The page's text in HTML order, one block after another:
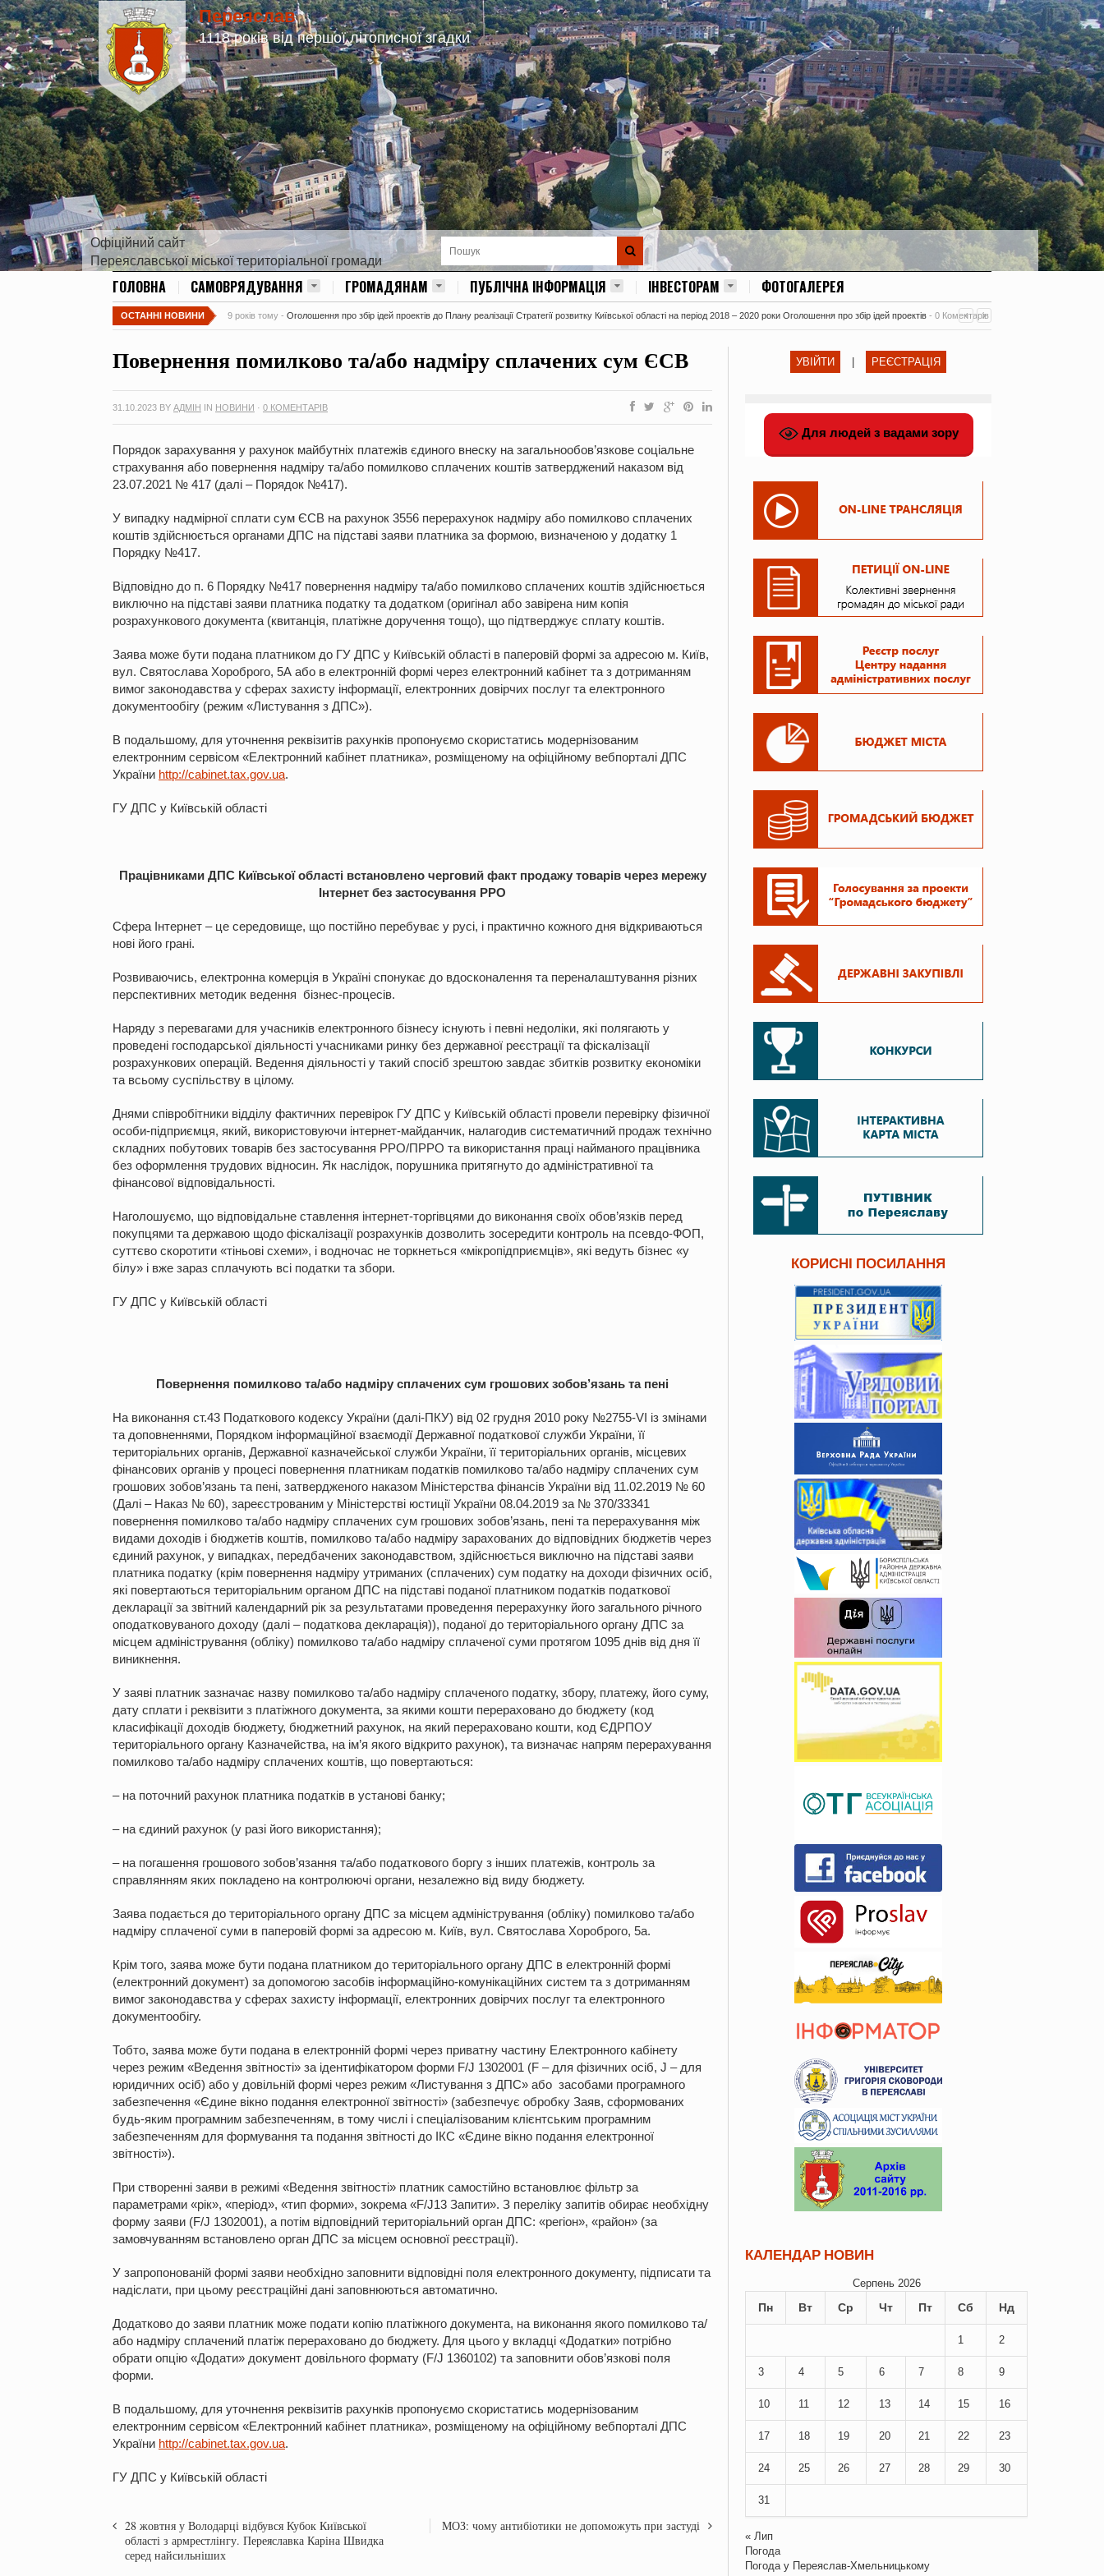
Переяслав
1118 років від першої літописної згадки
Офіційний сайт
Переяславської міської територіальної громади
ГОЛОВНА САМОВРЯДУВАННЯ ГРОМАДЯНАМ ПУБЛІЧНА ІНФОРМАЦІЯ ІНВЕСТОРАМ ФОТОГАЛЕРЕЯ
ОСТАННІ НОВИНИ 9 років тому - Оголошення про збір ідей проектів до Плану реалізації Стратегії розвитку Київської області на період 2018 – 2020 роки Оголошення про збір ідей проектів - 0 Коментарів
Повернення помилково та/або надміру сплачених сум ЄСВ
31.10.2023 BY АДМІН IN НОВИНИ · 0 КОМЕНТАРІВ
Порядок зарахування у рахунок майбутніх платежів єдиного внеску на загальнообов’язкове соціальне
страхування або повернення надміру та/або помилково сплачених коштів затверджений наказом від
23.07.2021 № 417 (далі – Порядок №417).
У випадку надмірної сплати сум ЄСВ на рахунок 3556 перерахунок надміру або помилково сплачених
коштів здійснюється органами ДПС на підставі заяви платника за формою, визначеною у додатку 1
Порядку №417.
Відповідно до п. 6 Порядку №417 повернення надміру та/або помилково сплачених коштів здійснюється
виключно на підставі заяви платника податку та додатком (оригінал або завірена ним копія
розрахункового документа (квитанція, платіжне доручення тощо), що підтверджує сплату коштів.
Заява може бути подана платником до ГУ ДПС у Київській області в паперовій формі за адресою м. Київ,
вул. Святослава Хороброго, 5А або в електронній формі через електронний кабінет та з дотриманням
вимог законодавства у сферах захисту інформації, електронних довірчих послуг та електронного
документообігу (режим «Листування з ДПС»).
В подальшому, для уточнення реквізитів рахунків пропонуємо скористатись модернізованим
електронним сервісом «Електронний кабінет платника», розміщеному на офіційному вебпорталі ДПС
України http://cabinet.tax.gov.ua.
ГУ ДПС у Київській області
Працівниками ДПС Київської області встановлено черговий факт продажу товарів через мережу
Інтернет без застосування РРО
Сфера Інтернет – це середовище, що постійно перебуває у русі, і практично кожного дня відкриваються
нові його грані.
Розвиваючись, електронна комерція в Україні спонукає до вдосконалення та переналаштування різних
перспективних методик ведення бізнес-процесів.
Наряду з перевагами для учасників електронного бізнесу існують і певні недоліки, які полягають у
проведені господарської діяльності учасниками ринку без державної реєстрації та фіскалізації
розрахункових операцій. Ведення діяльності у такий спосіб зрештою завдає збитків розвитку економіки
та всьому суспільству в цілому.
Днями співробітники відділу фактичних перевірок ГУ ДПС у Київській області провели перевірку фізичної
особи-підприємця, який, використовуючи інтернет-майданчик, налагодив систематичний продаж технічно
складних побутових товарів без застосування РРО/ПРРО та використання праці найманого працівника
без оформлення трудових відносин. Як наслідок, порушника притягнуто до адміністративної та
фінансової відповідальності.
Наголошуємо, що відповідальне ставлення інтернет-торгівцями до виконання своїх обов’язків перед
покупцями та державою щодо фіскалізації розрахунків дозволить зосередити контроль на псевдо-ФОП,
суттєво скоротити «тіньові схеми», і водночас не торкнеться «мікропідприємців», які ведуть бізнес «у
білу» і вже зараз сплачують всі податки та збори.
ГУ ДПС у Київській області
Повернення помилково та/або надміру сплачених сум грошових зобов’язань та пені
На виконання ст.43 Податкового кодексу України (далі-ПКУ) від 02 грудня 2010 року №2755-VІ із змінами
та доповненнями, Порядком інформаційної взаємодії Державної податкової служби України, її
територіальних органів, Державної казначейської служби України, її територіальних органів, місцевих
фінансових органів у процесі повернення платникам податків помилково та/або надміру сплачених сум
грошових зобов’язань та пені, затвердженого наказом Міністерства фінансів України від 11.02.2019 № 60
(Далі – Наказ № 60), зареєстрованим у Міністерстві юстиції України 08.04.2019 за № 370/33341
повернення помилково та/або надміру сплачених сум грошових зобов’язань, пені та перерахування між
видами доходів і бюджетів коштів, помилково та/або надміру зарахованих до відповідних бюджетів через
єдиний рахунок, у випадках, передбачених законодавством, здійснюється виключно на підставі заяви
платника податку (крім повернення надміру утриманих (сплачених) сум податку на доходи фізичних осіб,
які повертаються територіальним органом ДПС на підставі поданої платником податків податкової
декларації за звітний календарний рік за результатами проведення перерахунку його загального річного
оподатковуваного доходу (далі – податкова декларація)), поданої до територіального органу ДПС за
місцем адміністрування (обліку) помилково та/або надміру сплаченої суми протягом 1095 днів від дня її
виникнення.
У заяві платник зазначає назву помилково та/або надміру сплаченого податку, збору, платежу, його суму,
дату сплати і реквізити з платіжного документа, за якими кошти перераховано до бюджету (код
класифікації доходів бюджету, бюджетний рахунок, на який перераховано кошти, код ЄДРПОУ
територіального органу Казначейства, на ім’я якого відкрито рахунок), та визначає напрям перерахування
помилково та/або надміру сплачених коштів, що повертаються:
– на поточний рахунок платника податків в установі банку;
– на єдиний рахунок (у разі його використання);
– на погашення грошового зобов’язання та/або податкового боргу з інших платежів, контроль за
справлянням яких покладено на контролюючі органи, незалежно від виду бюджету.
Заява подається до територіального органу ДПС за місцем адміністрування (обліку) помилково та/або
надміру сплаченої суми в паперовій формі за адресою м. Київ, вул. Святослава Хороброго, 5а.
Крім того, заява може бути подана платником до територіального органу ДПС в електронній формі
(електронний документ) за допомогою засобів інформаційно-комунікаційних систем та з дотриманням
вимог законодавства у сферах захисту інформації, електронних довірчих послуг та електронного
документообігу.
Тобто, заява може бути подана в електронній формі через приватну частину Електронного кабінету
через режим «Ведення звітності» за ідентифікатором форми F/J 1302001 (F – для фізичних осіб, J – для
юридичних осіб) або у довільній формі через режим «Листування з ДПС» або засобами програмного
забезпечення «Єдине вікно подання електронної звітності» (забезпечує обробку Заяв, сформованих
будь-яким програмним забезпеченням, в тому числі і спеціалізованим клієнтським програмним
забезпеченням для формування та подання звітності до ІКС «Єдине вікно подання електронної
звітності»).
При створенні заяви в режимі «Ведення звітності» платник самостійно встановлює фільтр за
параметрами «рік», «період», «тип форми», зокрема «F/J13 Запити». З переліку запитів обирає необхідну
форму заяви (F/J 1302001), а потім відповідний територіальний орган ДПС: «регіон», «район» (за
замовчуванням встановлено орган ДПС за місцем основної реєстрації).
У запропонованій формі заяви необхідно заповнити відповідні поля електронного документу, підписати та
надіслати, при цьому реєстраційні дані заповнюються автоматично.
Додатково до заяви платник може подати копію платіжного документа, на виконання якого помилково та/
або надміру сплачений платіж перераховано до бюджету. Для цього у вкладці «Додатки» потрібно
обрати опцію «Додати» документ довільного формату (F/J 1360102) та заповнити обов’язкові поля
форми.
В подальшому, для уточнення реквізитів рахунків пропонуємо скористатись модернізованим
електронним сервісом «Електронний кабінет платника», розміщеному на офіційному вебпорталі ДПС
України http://cabinet.tax.gov.ua.
ГУ ДПС у Київській області
28 жовтня у Володарці відбувся Кубок Київської
області з армрестлінгу. Переяславка Каріна Швидка
серед найсильніших
МОЗ: чому антибіотики не допоможуть при застуді
УВІЙТИ РЕЄСТРАЦІЯ
Для людей з вадами зору
КОРИСНІ ПОСИЛАННЯ
КАЛЕНДАР НОВИН
Серпень 2026
Пн Вт Ср Чт Пт Сб Нд
1 2
3 4 5 6 7 8 9
10 11 12 13 14 15 16
17 18 19 20 21 22 23
24 25 26 27 28 29 30
31
« Лип
Погода
Погода у Переяслав-Хмельницькому